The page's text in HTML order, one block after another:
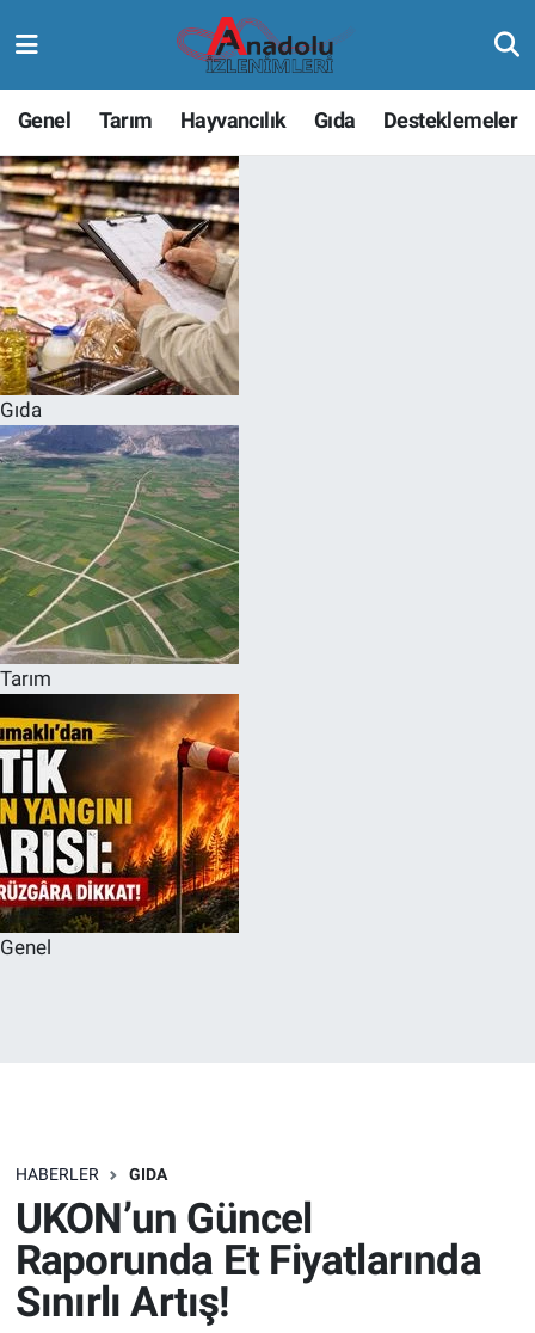
Genel Tarım Hayvancılık Gıda Desteklemeler
Gıda
Tarım
Genel
HABERLER GIDA
UKON’un Güncel
Raporunda Et Fiyatlarında
Sınırlı Artış!